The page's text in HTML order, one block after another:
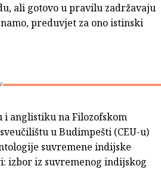
ali gotovo u pravilu zadržavaju
preduvjet za ono istinski
anglistiku na Filozofskom
u Budimpešti (CEU-u)
suvremene indijske
izbor iz suvremenog indijskog